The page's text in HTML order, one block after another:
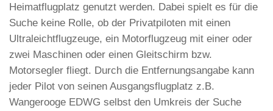
Heimatflugplatz genutzt werden. Dabei spielt es für die
Suche keine Rolle, ob der Privatpiloten mit einen
Ultraleichtflugzeuge, ein Motorflugzeug mit einer oder
zwei Maschinen oder einen Gleitschirm bzw.
Motorsegler fliegt. Durch die Entfernungsangabe kann
jeder Pilot von seinen Ausgangsflugplatz z.B.
Wangerooge EDWG selbst den Umkreis der Suche